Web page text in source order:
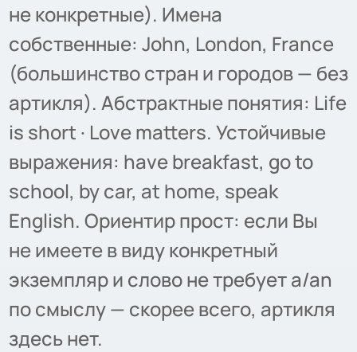
не конкретные). Имена
собственные: John, London, France
(большинство стран и городов — без
артикля). Абстрактные понятия: Life
is short · Love matters. Устойчивые
выражения: have breakfast, go to
school, by car, at home, speak
English. Ориентир прост: если Вы
не имеете в виду конкретный
экземпляр и слово не требует a/an
по смыслу — скорее всего, артикля
здесь нет.